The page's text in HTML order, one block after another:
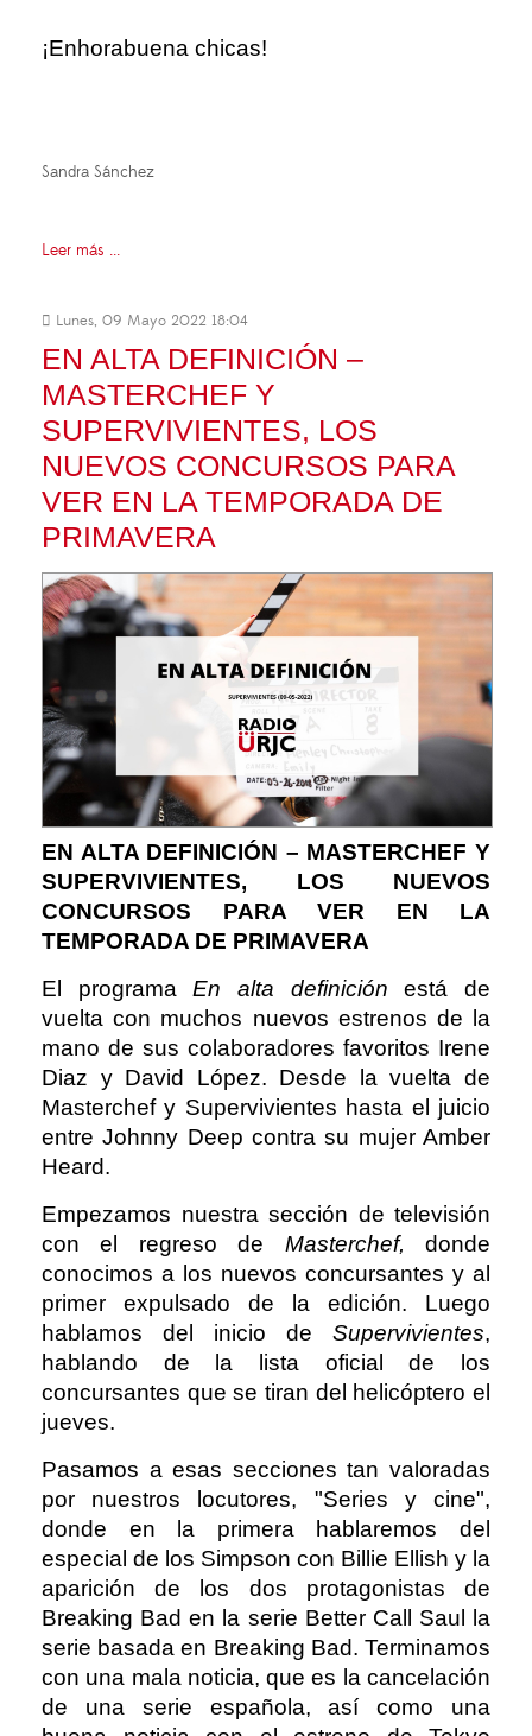
¡Enhorabuena chicas!
Sandra Sánchez
Leer más ...
Lunes, 09 Mayo 2022 18:04
EN ALTA DEFINICIÓN –
MASTERCHEF Y
SUPERVIVIENTES, LOS
NUEVOS CONCURSOS PARA
VER EN LA TEMPORADA DE
PRIMAVERA
EN ALTA DEFINICIÓN – MASTERCHEF Y
SUPERVIVIENTES, LOS NUEVOS
CONCURSOS PARA VER EN LA
TEMPORADA DE PRIMAVERA
El programaEn alta definición está de
vuelta con muchos nuevos estrenos de la
mano de sus colaboradores favoritos Irene
Diaz y David López. Desde la vuelta de
Masterchef y Supervivientes hasta el juicio
entre Johnny Deep contra su mujer Amber
Heard.
Empezamos nuestra sección de televisión
con el regreso de Masterchef, donde
conocimos a los nuevos concursantes y al
primer expulsado de la edición. Luego
hablamos del inicio de Supervivientes,
hablando de la lista oficial de los
concursantes que se tiran del helicóptero el
jueves.
Pasamos a esas secciones tan valoradas
por nuestros locutores, "Series y cine",
donde en la primera hablaremos del
especial de los Simpson con Billie Ellish y la
aparición de los dos protagonistas de
Breaking Bad en la serie Better Call Saul la
serie basada en Breaking Bad. Terminamos
con una mala noticia, que es la cancelación
de una serie española, así como una